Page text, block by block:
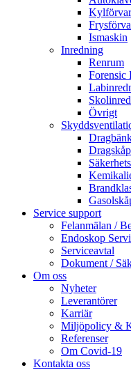
Ismaskin
Inredning
Renrum
Forensic
Övrigt
Dragskåp
Service support
Felanmälan /
Endoskop
Serviceavtal
Dokument /
Om oss
Nyheter
Leverantörer
Karriär
Miljöpolicy &
Referenser
Om Covid-19
Kontakta oss